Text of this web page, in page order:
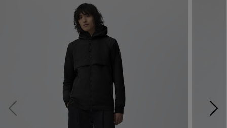
アンバサダー
スプリングコレクション
ベストセラー
サマー 26 コレクション
サマー 26 コレクションLOOK
日本限定モデル
スノーグース
ベストセラー
サマー 26 コレクション
サマー 26 コレクションLOOK
日本限定モデル
スノーグース
キッズ（2‐7歳)
ユース（6＋歳)
コレクション
CANADA GOOSE Generationsは、アウター
ウェアの下取り・再販を通じて、長く愛される製
品の価値を受け継いでいきます。
アーカイブの希少なピースもご覧いただけます。
詳しく見る